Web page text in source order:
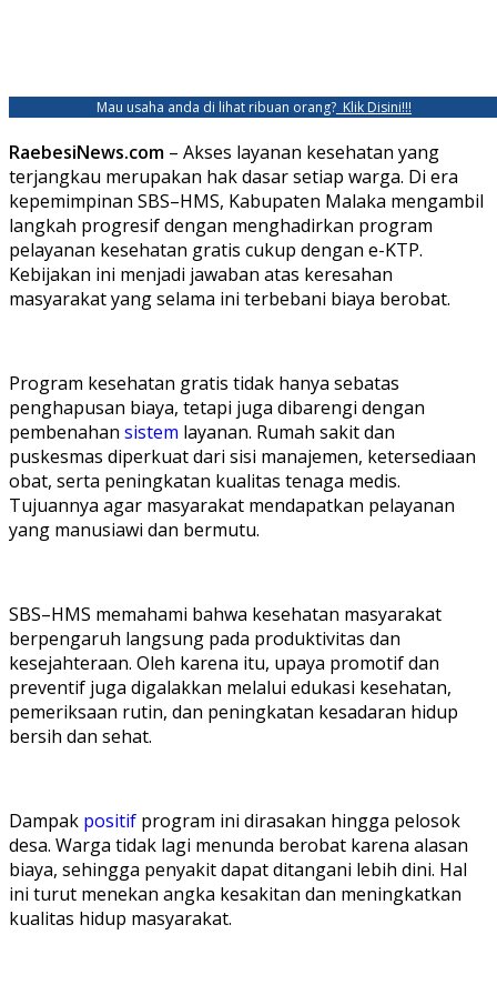
Mau usaha anda di lihat ribuan orang? Klik Disini!!!
RaebesiNews.com – Akses layanan kesehatan yang
terjangkau merupakan hak dasar setiap warga. Di era
kepemimpinan SBS–HMS, Kabupaten Malaka mengambil
langkah progresif dengan menghadirkan program
pelayanan kesehatan gratis cukup dengan e-KTP.
Kebijakan ini menjadi jawaban atas keresahan
masyarakat yang selama ini terbebani biaya berobat.
Program kesehatan gratis tidak hanya sebatas
penghapusan biaya, tetapi juga dibarengi dengan
pembenahan sistem layanan. Rumah sakit dan
puskesmas diperkuat dari sisi manajemen, ketersediaan
obat, serta peningkatan kualitas tenaga medis.
Tujuannya agar masyarakat mendapatkan pelayanan
yang manusiawi dan bermutu.
SBS–HMS memahami bahwa kesehatan masyarakat
berpengaruh langsung pada produktivitas dan
kesejahteraan. Oleh karena itu, upaya promotif dan
preventif juga digalakkan melalui edukasi kesehatan,
pemeriksaan rutin, dan peningkatan kesadaran hidup
bersih dan sehat.
Dampak positif program ini dirasakan hingga pelosok
desa. Warga tidak lagi menunda berobat karena alasan
biaya, sehingga penyakit dapat ditangani lebih dini. Hal
ini turut menekan angka kesakitan dan meningkatkan
kualitas hidup masyarakat.